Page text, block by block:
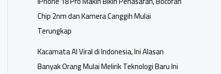
Chip 2nm dan Kamera Canggih Mulai
Terungkap
Kacamata AI Viral di Indonesia, Ini Alasan
Banyak Orang Mulai Melirik Teknologi Baru Ini